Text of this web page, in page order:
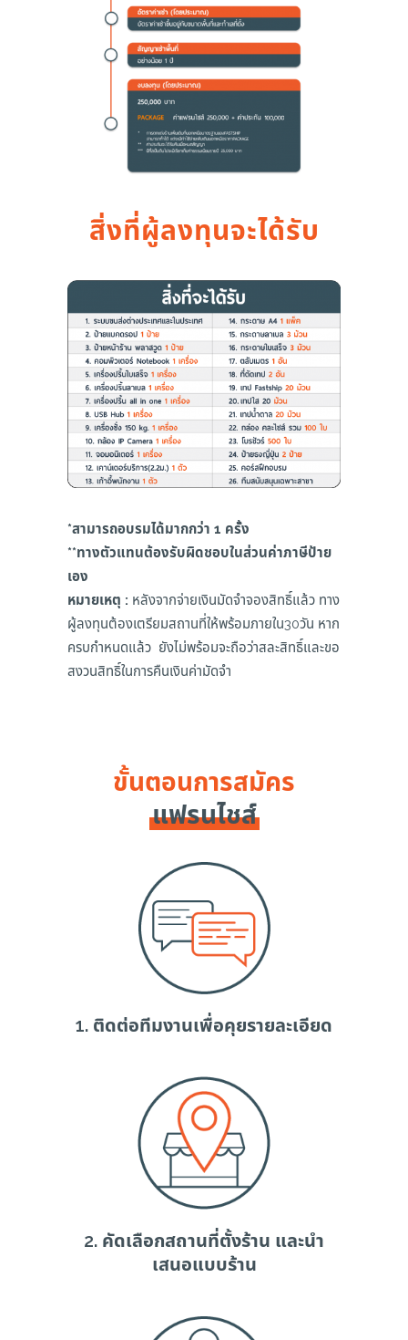
สิ่งที่ผู้ลงทุนจะได้รับ
*สามารถอบรมได้มากกว่า 1 ครั้ง
**ทางตัวแทนต้องรับผิดชอบในส่วนค่าภาษีป้าย
เอง
หมายเหตุ : หลังจากจ่ายเงินมัดจำจองสิทธิ์แล้ว ทาง
ผู้ลงทุนต้องเตรียมสถานที่ให้พร้อมภายใน30วัน หาก
ครบกำหนดแล้ว ยังไม่พร้อมจะถือว่าสละสิทธิ์และขอ
สงวนสิทธิ์ในการคืนเงินค่ามัดจำ
ขั้นตอนการสมัคร
แฟรนไชส์
1. ติดต่อทีมงานเพื่อคุยรายละเอียด
2. คัดเลือกสถานที่ตั้งร้าน และนำ
เสนอแบบร้าน